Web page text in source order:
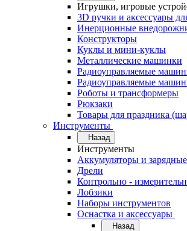
Игрушки, игровые
3D ручки и аксессуары
Инерционные
Конструкторы
Куклы и мини-куклы
Металлические машинки
Радиоуправляемые
Радиоуправляемые
Роботы и трансформеры
Рюкзаки
Товары для праздника
Инструменты
Назад
Инструменты
Аккумуляторы и зарядные
Дрели
Контрольно -
Лобзики
Наборы инструментов
Оснастка и аксессуары
Назад